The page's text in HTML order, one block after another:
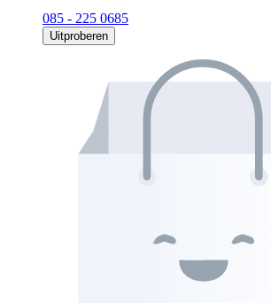
085 - 225 0685
Uitproberen